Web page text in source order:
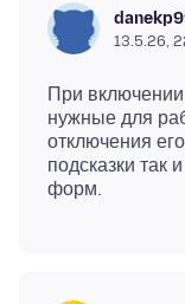
13.5.26,
При
нужные для
отключения
подсказки так